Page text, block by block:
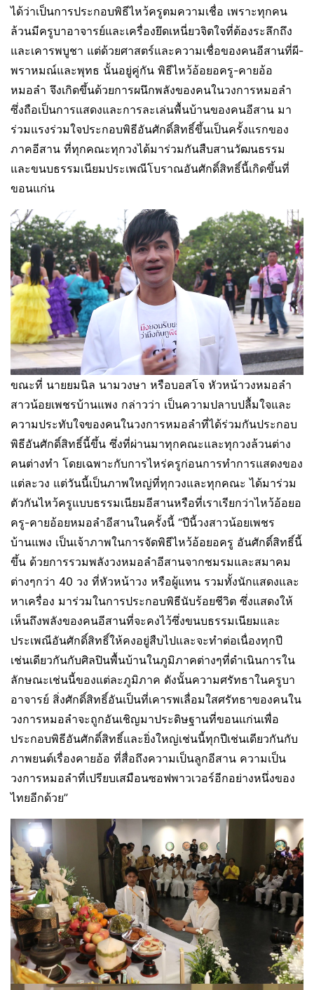
ได้ว่าเป็นการประกอบพิธีไหว้ครูตมความเชื่อ เพราะทุกคน
ล้วนมีครูบาอาจารย์และเครื่องยึดเหนี่ยวจิตใจที่ต้องระลึกถึง
และเคารพบูชา แต่ด้วยศาสตร์และความเชื่อของคนอีสานที่ผี-
พราหมณ์และพุทธ นั้นอยู่คู่กัน พิธีไหว้อ้อยอครู-คายอ้อ
หมอลำ จึงเกิดขึ้นด้วยการผนึกพลังของคนในวงการหมอลำ
ซึ่งถือเป็นการแสดงและการละเล่นพื้นบ้านของคนอีสาน มา
ร่วมแรงร่วมใจประกอบพิธีอันศักดิ์สิทธิ์ขึ้นเป็นครั้งแรกของ
ภาคอีสาน ที่ทุกคณะทุกวงได้มาร่วมกันสืบสานวัฒนธรรม
และขนบธรรมเนียมประเพณีโบราณอันศักดิ์สิทธิ์นี้เกิดขึ้นที่
ขอนแก่น
ขณะที่ นายยมนิล นามวงษา หรือบอสโจ หัวหน้าวงหมอลำ
สาวน้อยเพชรบ้านแพง กล่าวว่า เป็นความปลาบปลื้มใจและ
ความประทับใจของคนในวงการหมอลำที่ได้ร่วมกันประกอบ
พิธีอันศักดิ์สิทธิ์นี้ขึ้น ซึ่งที่ผ่านมาทุกคณะและทุกวงล้วนต่าง
คนต่างทำ โดยเฉพาะกับการไหร่ครูก่อนการทำการแสดงของ
แต่ละวง แต่วันนี้เป็นภาพใหญ่ที่ทุกวงและทุกคณะ ได้มาร่วม
ตัวกันไหว้ครูแบบธรรมเนียมอีสานหรือที่เราเรียกว่าไหว้อ้อยอ
ครู-คายอ้อยหมอลำอีสานในครั้งนี้ “ปีนี้วงสาวน้อยเพชร
บ้านแพง เป็นเจ้าภาพในการจัดพิธีไหว้อ้อยอครู อันศักดิ์สิทธิ์นี้
ขึ้น ด้วยการรวมพลังวงหมอลำอีสานจากชมรมและสมาคม
ต่างๆกว่า 40 วง ที่หัวหน้าวง หรือผู้แทน รวมทั้งนักแสดงและ
หาเครื่อง มาร่วมในการประกอบพิธีนับร้อยชีวิต ซึ่งแสดงให้
เห็นถึงพลังของคนอีสานที่จะคงไว้ซึ่งขนบธรรมเนียมและ
ประเพณีอันศักดิ์สิทธิ์ให้คงอยู่สืบไปและจะทำต่อเนื่องทุกปี
เช่นเดียวกันกับศิลปินพื้นบ้านในภูมิภาคต่างๆที่ดำเนินการใน
ลักษณะเช่นนี้ของแต่ละภูมิภาค ดังนั้นความศรัทธาในครูบา
อาจารย์ สิ่งศักดิ์สิทธิ์อันเป็นที่เคารพเลื่อมใสศรัทธาของคนใน
วงการหมอลำจะถูกอันเชิญมาประดิษฐานที่ขอนแก่นเพื่อ
ประกอบพิธีอันศักดิ์สิทธิ์และยิ่งใหญ่เช่นนี้ทุกปีเช่นเดียวกันกับ
ภาพยนต์เรื่องคายอ้อ ที่สื่อถึงความเป็นลูกอีสาน ความเป็น
วงการหมอลำที่เปรียบเสมือนซอฟพาวเวอร์อีกอย่างหนึ่งของ
ไทยอีกด้วย”